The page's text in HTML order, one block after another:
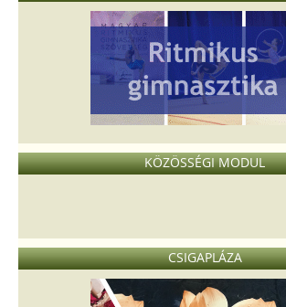
KÖZÖSSÉGI MODUL
CSIGAPLÁZA